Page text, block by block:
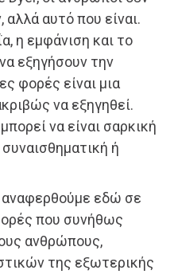
αυτό που είναι.
η εμφάνιση και το
εξηγήσουν την
φορές είναι μια
να εξηγηθεί.
να είναι σαρκική
ή
εδώ σε
που συνήθως
ανθρώπους,
της εξωτερικής